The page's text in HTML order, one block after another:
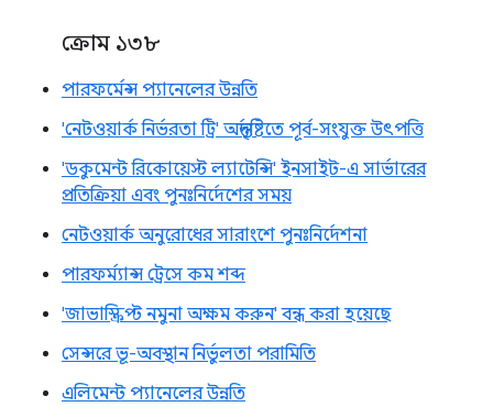
ক্রোম ১৩৮
পারফর্মেন্স প্যানেলের উন্নতি
'নেটওয়ার্ক নির্ভরতা ট্রি' অন্তর্দৃষ্টিতে পূর্ব-সংযুক্ত উৎপত্তি
'ডকুমেন্ট রিকোয়েস্ট ল্যাটেন্সি' ইনসাইট-এ সার্ভারের
প্রতিক্রিয়া এবং পুনঃনির্দেশের সময়
নেটওয়ার্ক অনুরোধের সারাংশে পুনঃনির্দেশনা
পারফর্ম্যান্স ট্রেসে কম শব্দ
'জাভাস্ক্রিপ্ট নমুনা অক্ষম করুন' বন্ধ করা হয়েছে
সেন্সরে ভূ-অবস্থান নির্ভুলতা পরামিতি
এলিমেন্ট প্যানেলের উন্নতি